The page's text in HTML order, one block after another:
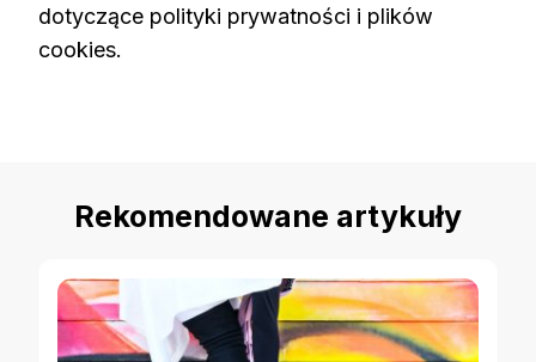
dotyczące polityki prywatności i plików
cookies.
Rekomendowane artykuły